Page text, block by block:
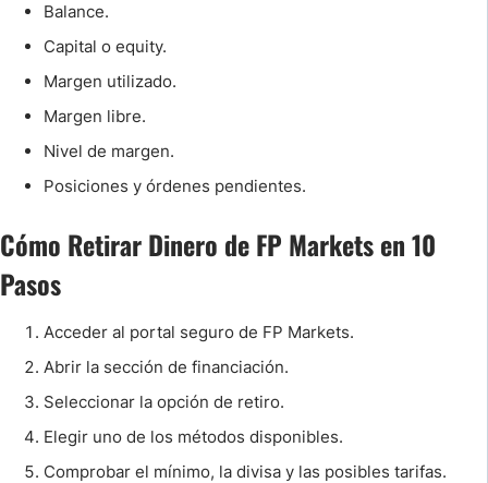
Balance.
Capital o equity.
Margen utilizado.
Margen libre.
Nivel de margen.
Posiciones y órdenes pendientes.
Cómo Retirar Dinero de FP Markets en 10
Pasos
Acceder al portal seguro de FP Markets.
Abrir la sección de financiación.
Seleccionar la opción de retiro.
Elegir uno de los métodos disponibles.
Comprobar el mínimo, la divisa y las posibles tarifas.